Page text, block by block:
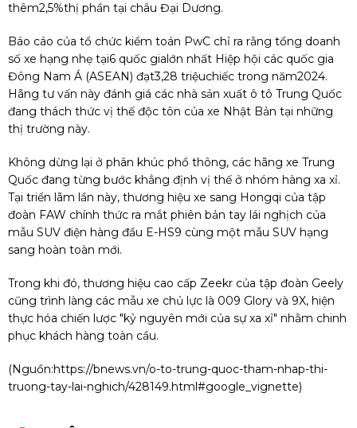
thêm2,5%thị phần tại châu Đại Dương.
Báo cáo của tổ chức kiểm toán PwC chỉ ra rằng tổng doanh
số xe hạng nhẹ tại6 quốc gialớn nhất Hiệp hội các quốc gia
Đông Nam Á (ASEAN) đạt3,28 triệuchiếc trong năm2024.
Hãng tư vấn này đánh giá các nhà sản xuất ô tô Trung Quốc
đang thách thức vị thế độc tôn của xe Nhật Bản tại những
thị trường này.
Không dừng lại ở phân khúc phổ thông, các hãng xe Trung
Quốc đang từng bước khẳng định vị thế ở nhóm hàng xa xỉ.
Tại triển lãm lần này, thương hiệu xe sang Hongqi của tập
đoàn FAW chính thức ra mắt phiên bản tay lái nghịch của
mẫu SUV điện hàng đầu E-HS9 cùng một mẫu SUV hạng
sang hoàn toàn mới.
Trong khi đó, thương hiệu cao cấp Zeekr của tập đoàn Geely
cũng trình làng các mẫu xe chủ lực là 009 Glory và 9X, hiện
thực hóa chiến lược "kỷ nguyên mới của sự xa xỉ" nhằm chinh
phục khách hàng toàn cầu.
(Nguồn:https://bnews.vn/o-to-trung-quoc-tham-nhap-thi-
truong-tay-lai-nghich/428149.html#google_vignette)